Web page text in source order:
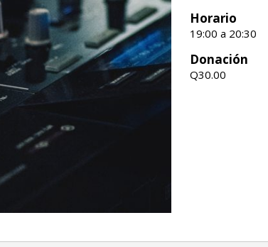
Horario
19:00 a 20:30
Donación
Q30.00